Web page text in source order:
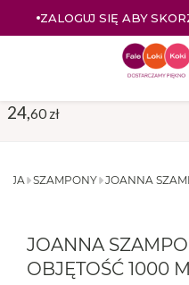
ZALOGUJ SIĘ ABY
JOANNA
SZAMPONY
JOANNA
OBJĘTOŚĆ 1000
24, 60 zł